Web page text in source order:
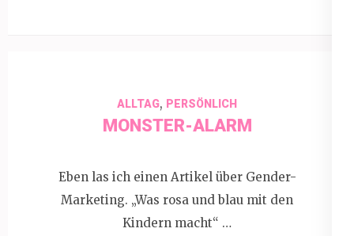
ALLTAG, PERSÖNLICH
MONSTER-ALARM
Eben las ich einen Artikel über Gender-
Marketing. „Was rosa und blau mit den
Kindern macht“ …